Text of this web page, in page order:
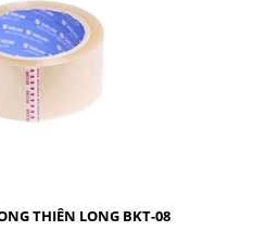
THIÊN LONG BKT-08